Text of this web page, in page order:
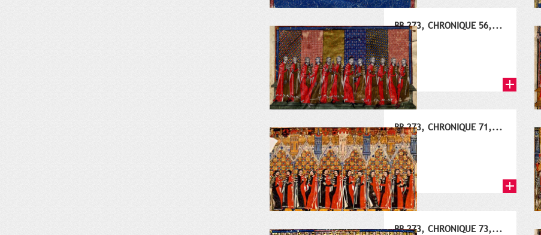
BB 273, CHRONIQUE 56,...
1352
BB 273, CHRONIQUE 71,...
1367
BB 273, CHRONIQUE 73,...